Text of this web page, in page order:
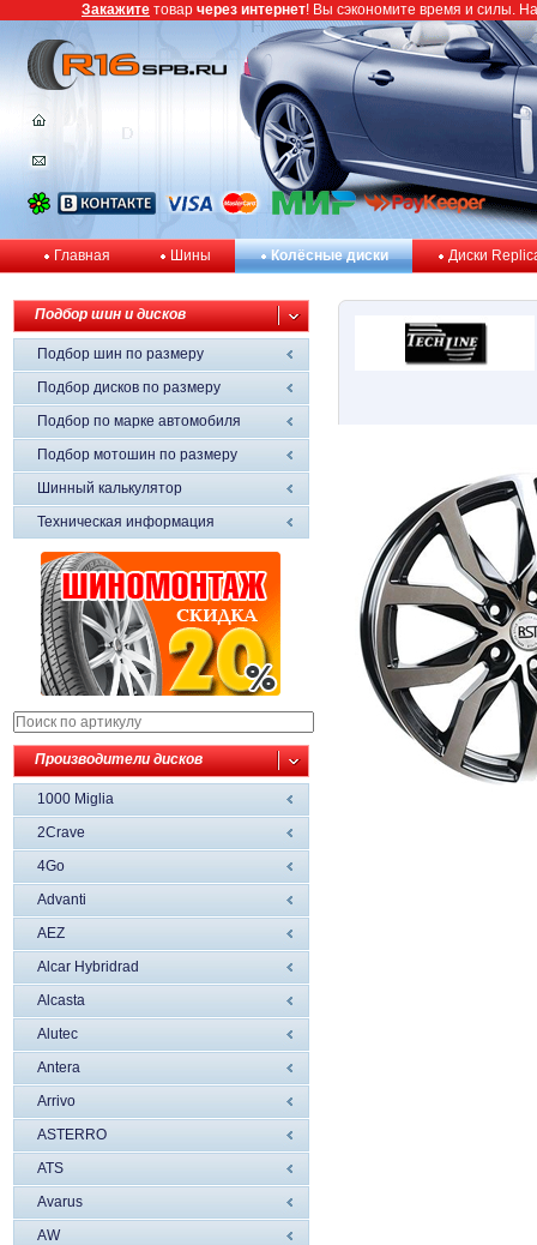
Главная Шины Колёсные диски Диски
Подбор шин и дисков
Подбор шин по размеру
Подбор дисков по размеру
Подбор по марке автомобиля
Подбор мотошин по размеру
Шинный калькулятор
Техническая информация
Производители дисков
1000 Miglia
2Crave
4Go
Advanti
AEZ
Alcar Hybridrad
Alcasta
Alutec
Antera
Arrivo
ASTERRO
ATS
Avarus
AW
Закажите товар через интернет! Вы сэкономите время и силы.